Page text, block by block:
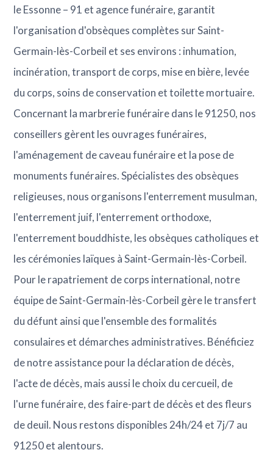
le Essonne – 91 et agence funéraire, garantit
l'organisation d'obsèques complètes sur Saint-
Germain-lès-Corbeil et ses environs : inhumation,
incinération, transport de corps, mise en bière, levée
du corps, soins de conservation et toilette mortuaire.
Concernant la marbrerie funéraire dans le 91250, nos
conseillers gèrent les ouvrages funéraires,
l'aménagement de caveau funéraire et la pose de
monuments funéraires. Spécialistes des obsèques
religieuses, nous organisons l'enterrement musulman,
l'enterrement juif, l'enterrement orthodoxe,
l'enterrement bouddhiste, les obsèques catholiques et
les cérémonies laïques à Saint-Germain-lès-Corbeil.
Pour le rapatriement de corps international, notre
équipe de Saint-Germain-lès-Corbeil gère le transfert
du défunt ainsi que l'ensemble des formalités
consulaires et démarches administratives. Bénéficiez
de notre assistance pour la déclaration de décès,
l'acte de décès, mais aussi le choix du cercueil, de
l'urne funéraire, des faire-part de décès et des fleurs
de deuil. Nous restons disponibles 24h/24 et 7j/7 au
91250 et alentours.